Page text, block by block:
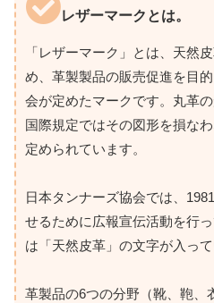
レザーマークとは。
「レザーマーク」とは、天然
め、革製製品の販売促進を目
会が定めたマークです。丸革
国際規定ではその図形を損な
定められています。
日本タンナーズ協会では、
せるために広報宣伝活動を行
は「天然皮革」の文字が入って
革製品の6つの分野（靴、鞄、